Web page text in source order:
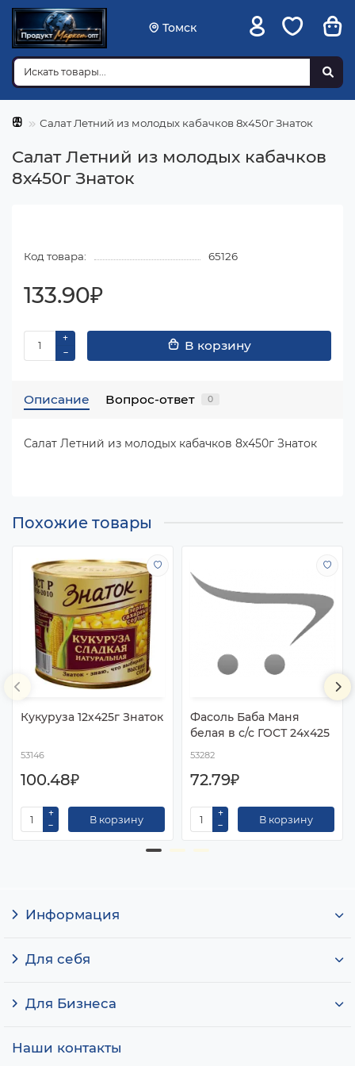
Томск
Салат Летний из молодых кабачков 8х450г Знаток
Салат Летний из молодых кабачков
8х450г Знаток
Код товара: 65126
133.90₽
В корзину
Описание Вопрос-ответ 0
Салат Летний из молодых кабачков 8х450г Знаток
Похожие товары
Кукуруза 12х425г Знаток
53146
100.48₽
В корзину
Фасоль Баба Маня
белая в с/с ГОСТ 24х425
53282
72.79₽
В корзину
Информация
Для себя
Для Бизнеса
Наши контакты